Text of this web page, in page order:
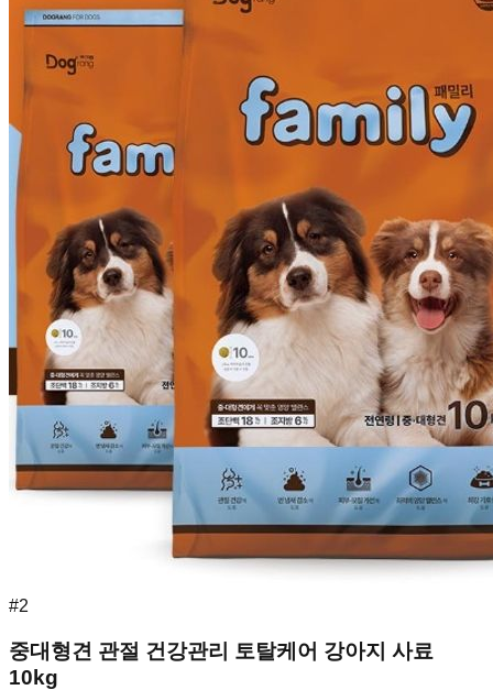
#2
중대형견 관절 건강관리 토탈케어 강아지 사료
10kg